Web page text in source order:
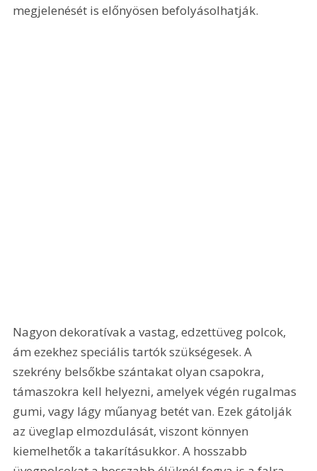
megjelenését is előnyösen befolyásolhatják.
Nagyon dekoratívak a vastag, edzettüveg polcok,
ám ezekhez speciális tartók szükségesek. A
szekrény belsőkbe szántakat olyan csapokra,
támaszokra kell helyezni, amelyek végén rugalmas
gumi, vagy lágy műanyag betét van. Ezek gátolják
az üveglap elmozdulását, viszont könnyen
kiemelhetők a takarításukkor. A hosszabb